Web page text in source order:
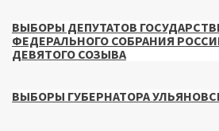
ВЫБОРЫ ДЕПУТАТОВ
ФЕДЕРАЛЬНОГО СОБРАНИЯ
ДЕВЯТОГО СОЗЫВА
ВЫБОРЫ ГУБЕРНАТОРА